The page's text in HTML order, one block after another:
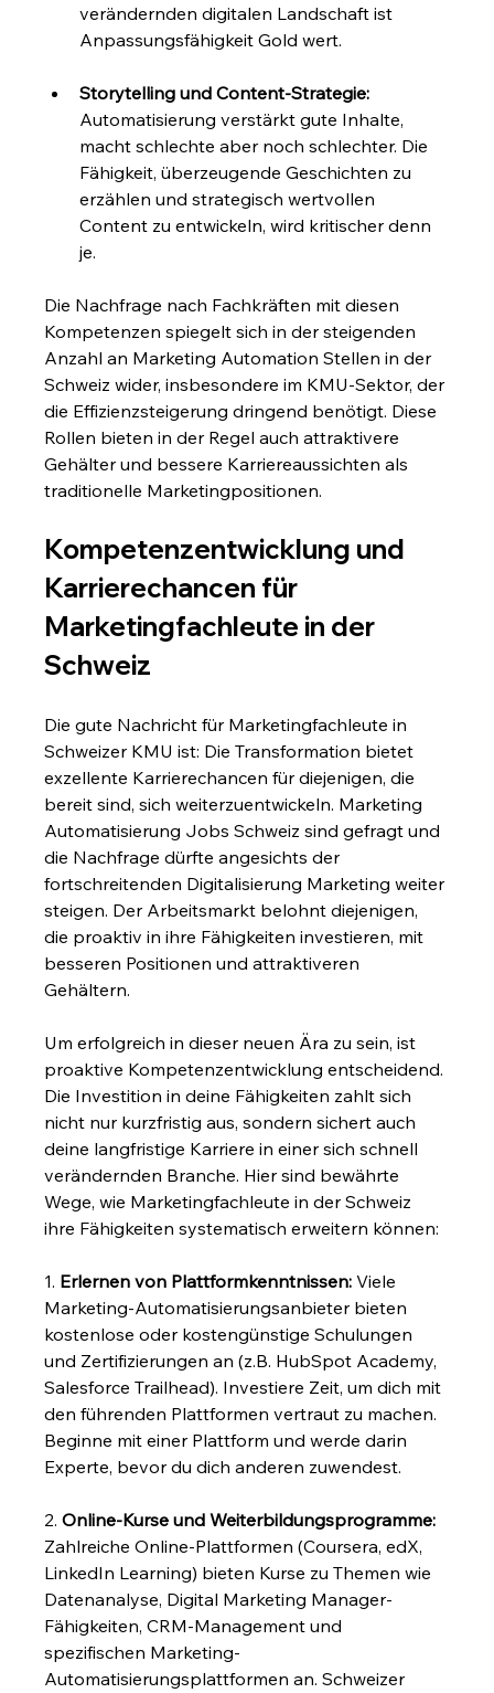
verändernden digitalen Landschaft ist
Anpassungsfähigkeit Gold wert.
Storytelling und Content-Strategie:
Automatisierung verstärkt gute Inhalte,
macht schlechte aber noch schlechter. Die
Fähigkeit, überzeugende Geschichten zu
erzählen und strategisch wertvollen
Content zu entwickeln, wird kritischer denn
je.
Die Nachfrage nach Fachkräften mit diesen
Kompetenzen spiegelt sich in der steigenden
Anzahl an Marketing Automation Stellen in der
Schweiz wider, insbesondere im KMU-Sektor, der
die Effizienzsteigerung dringend benötigt. Diese
Rollen bieten in der Regel auch attraktivere
Gehälter und bessere Karriereaussichten als
traditionelle Marketingpositionen.
Kompetenzentwicklung und
Karrierechancen für
Marketingfachleute in der
Schweiz
Die gute Nachricht für Marketingfachleute in
Schweizer KMU ist: Die Transformation bietet
exzellente Karrierechancen für diejenigen, die
bereit sind, sich weiterzuentwickeln. Marketing
Automatisierung Jobs Schweiz sind gefragt und
die Nachfrage dürfte angesichts der
fortschreitenden Digitalisierung Marketing weiter
steigen. Der Arbeitsmarkt belohnt diejenigen,
die proaktiv in ihre Fähigkeiten investieren, mit
besseren Positionen und attraktiveren
Gehältern.
Um erfolgreich in dieser neuen Ära zu sein, ist
proaktive Kompetenzentwicklung entscheidend.
Die Investition in deine Fähigkeiten zahlt sich
nicht nur kurzfristig aus, sondern sichert auch
deine langfristige Karriere in einer sich schnell
verändernden Branche. Hier sind bewährte
Wege, wie Marketingfachleute in der Schweiz
ihre Fähigkeiten systematisch erweitern können:
1. Erlernen von Plattformkenntnissen: Viele
Marketing-Automatisierungsanbieter bieten
kostenlose oder kostengünstige Schulungen
und Zertifizierungen an (z.B. HubSpot Academy,
Salesforce Trailhead). Investiere Zeit, um dich mit
den führenden Plattformen vertraut zu machen.
Beginne mit einer Plattform und werde darin
Experte, bevor du dich anderen zuwendest.
2. Online-Kurse und Weiterbildungsprogramme:
Zahlreiche Online-Plattformen (Coursera, edX,
LinkedIn Learning) bieten Kurse zu Themen wie
Datenanalyse, Digital Marketing Manager-
Fähigkeiten, CRM-Management und
spezifischen Marketing-
Automatisierungsplattformen an. Schweizer